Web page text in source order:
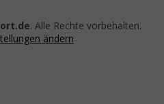
. Alle Rechte vorbehalten.
ändern